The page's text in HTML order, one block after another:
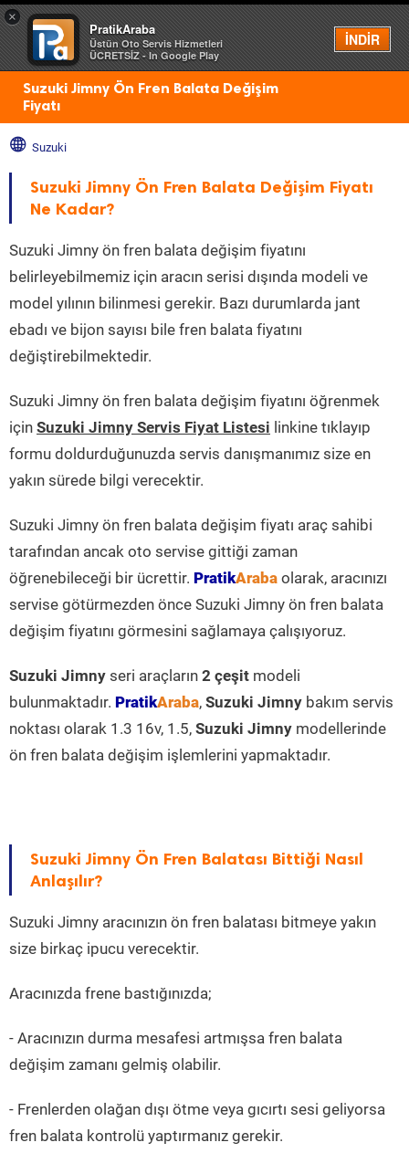
×
PratikAraba
Üstün Oto Servis Hizmetleri
ÜCRETSİZ - In Google Play
İNDİR
Menü
Suzuki Jimny Ön Fren Balata Değişim
Fiyatı
Suzuki
Suzuki Jimny Ön Fren Balata Değişim Fiyatı
Ne Kadar?
Suzuki Jimny ön fren balata değişim fiyatını
belirleyebilmemiz için aracın serisi dışında modeli ve
model yılının bilinmesi gerekir. Bazı durumlarda jant
ebadı ve bijon sayısı bile fren balata fiyatını
değiştirebilmektedir.
Suzuki Jimny ön fren balata değişim fiyatını öğrenmek
için Suzuki Jimny Servis Fiyat Listesi linkine tıklayıp
formu doldurduğunuzda servis danışmanımız size en
yakın sürede bilgi verecektir.
Suzuki Jimny ön fren balata değişim fiyatı araç sahibi
tarafından ancak oto servise gittiği zaman
öğrenebileceği bir ücrettir. PratikAraba olarak, aracınızı
servise götürmezden önce Suzuki Jimny ön fren balata
değişim fiyatını görmesini sağlamaya çalışıyoruz.
Suzuki Jimny seri araçların 2 çeşit modeli
bulunmaktadır. PratikAraba, Suzuki Jimny bakım servis
noktası olarak 1.3 16v, 1.5, Suzuki Jimny modellerinde
ön fren balata değişim işlemlerini yapmaktadır.
Suzuki Jimny Ön Fren Balatası Bittiği Nasıl
Anlaşılır?
Suzuki Jimny aracınızın ön fren balatası bitmeye yakın
size birkaç ipucu verecektir.
Aracınızda frene bastığınızda;
- Aracınızın durma mesafesi artmışsa fren balata
değişim zamanı gelmiş olabilir.
- Frenlerden olağan dışı ötme veya gıcırtı sesi geliyorsa
fren balata kontrolü yaptırmanız gerekir.